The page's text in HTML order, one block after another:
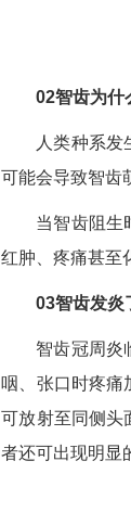
02智齿为什
人类种系
可能会导致智齿
当智齿阻生
红肿、疼痛甚至
03智齿发炎
智齿冠周炎
咽、张口时疼痛
可放射至同侧头
者还可出现明显